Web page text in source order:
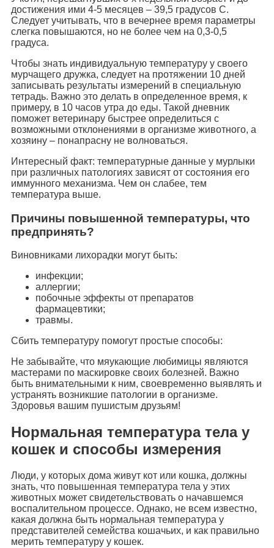
достижения ими 4-5 месяцев – 39,5 градусов C.
Следует учитывать, что в вечернее время параметры
слегка повышаются, но не более чем на 0,3-0,5
градуса.
Чтобы знать индивидуальную температуру у своего
мурчащего дружка, следует на протяжении 10 дней
записывать результаты измерений в специальную
тетрадь. Важно это делать в определенное время, к
примеру, в 10 часов утра до еды. Такой дневник
поможет ветеринару быстрее определиться с
возможными отклонениями в организме животного, а
хозяину – понапрасну не волноваться.
Интересный факт: температурные данные у мурлыки
при различных патологиях зависят от состояния его
иммунного механизма. Чем он слабее, тем
температура выше.
Причины повышенной температуры, что
предпринять?
Виновниками лихорадки могут быть:
инфекции;
аллергии;
побочные эффекты от препаратов
фармацевтики;
травмы.
Сбить температуру помогут простые способы:
Не забывайте, что мяукающие любимицы являются
мастерами по маскировке своих болезней. Важно
быть внимательными к ним, своевременно выявлять и
устранять возникшие патологии в организме.
Здоровья вашим пушистым друзьям!
Нормальная температура тела у
кошек и способы измерения
Люди, у которых дома живут кот или кошка, должны
знать, что повышенная температура тела у этих
животных может свидетельствовать о начавшемся
воспалительном процессе. Однако, не всем известно,
какая должна быть нормальная температура у
представителей семейства кошачьих, и как правильно
мерить температуру у кошек.